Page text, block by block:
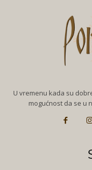
U vremenu kada su
mogućnost da se u